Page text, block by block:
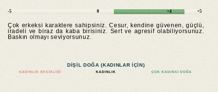
-5 0 +4 +5
Çok erkeksi karaktere sahipsiniz. Cesur, kendine güvenen, güçlü,
iradeli ve biraz da kaba birisiniz. Sert ve agresif olabiliyorsunuz.
Baskın olmayı seviyorsunuz.
DIŞIL DOĞA (KADINLAR IÇIN)
KADINLIK EKSIKLIĞI KADINLIK ÇOK KADINSI DOĞA